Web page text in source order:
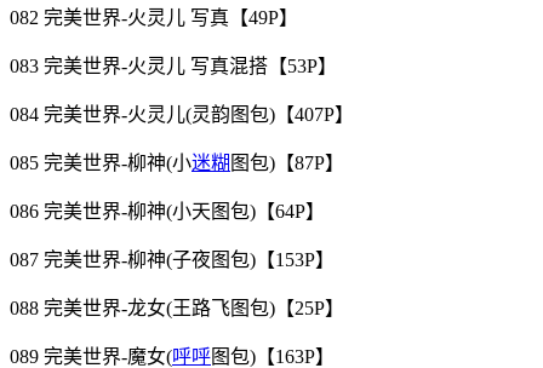
082 完美世界-火灵儿 写真【49P】
083 完美世界-火灵儿 写真混搭【53P】
084 完美世界-火灵儿(灵韵图包)【407P】
085 完美世界-柳神(小迷糊 图包)【87P】
086 完美世界-柳神(小天图包)【64P】
087 完美世界-柳神(子夜图包)【153P】
088 完美世界-龙女(王路飞图包)【25P】
089 完美世界-魔女(呼呼图包)【163P】